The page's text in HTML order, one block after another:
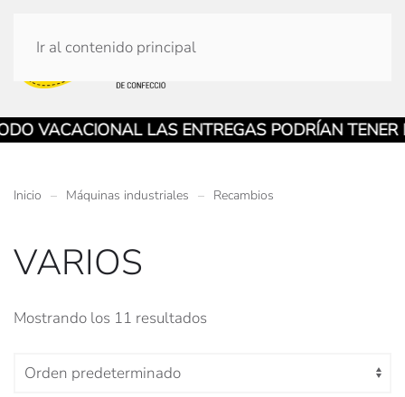
Ir al contenido principal
LAS ENTREGAS PODRÍAN TENER
Inicio Máquinas industriales Recambios
VARIOS
Mostrando los 11 resultados